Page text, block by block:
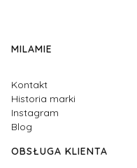
Linki w stopce
MILAMIE
Kontakt
Historia marki
Instagram
Blog
OBSŁUGA KLIENTA